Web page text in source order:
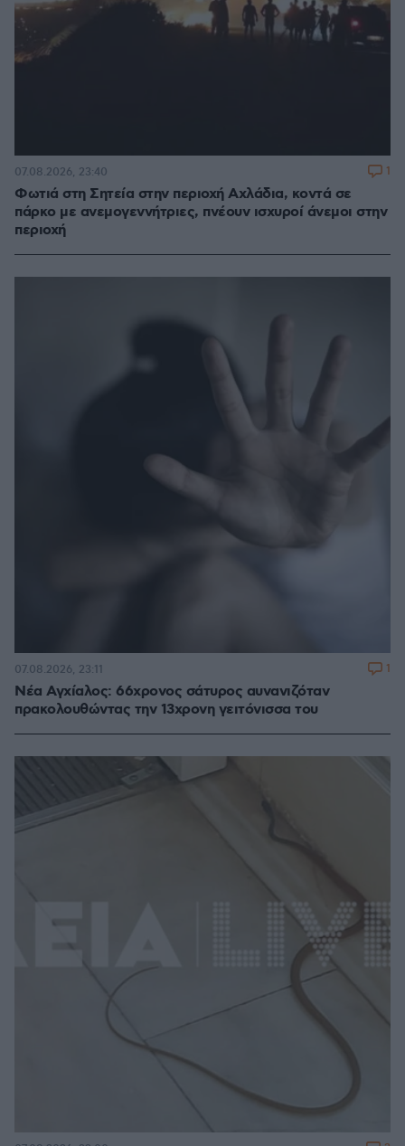
Φωτιά στη Σητεία στην περιοχή Αχλάδια, κοντά σε
πάρκο με ανεμογεννήτριες, πνέουν ισχυροί άνεμοι στην
περιοχή
07.08.2026, 23:40 1
Νέα Αγχίαλος: 66χρονος σάτυρος αυνανιζόταν
πρακολουθώντας την 13χρονη γειτόνισσα του
07.08.2026, 23:11 1